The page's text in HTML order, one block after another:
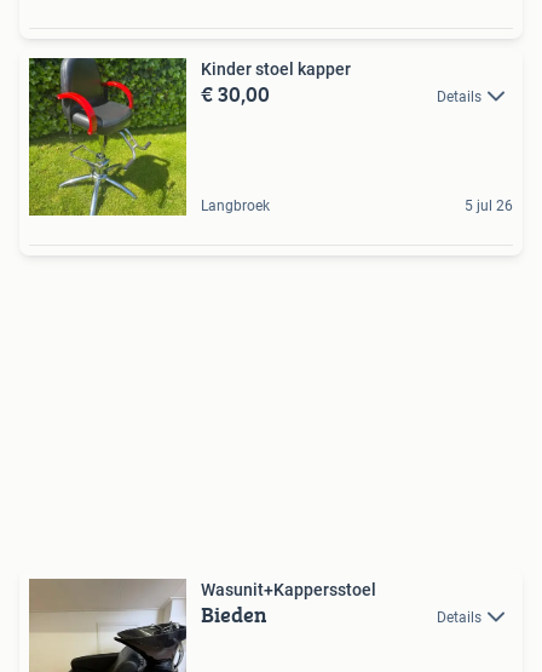
Kinder stoel kapper
€ 30,00 Details
Langbroek 5 jul 26
Wasunit+Kappersstoel
Bieden Details